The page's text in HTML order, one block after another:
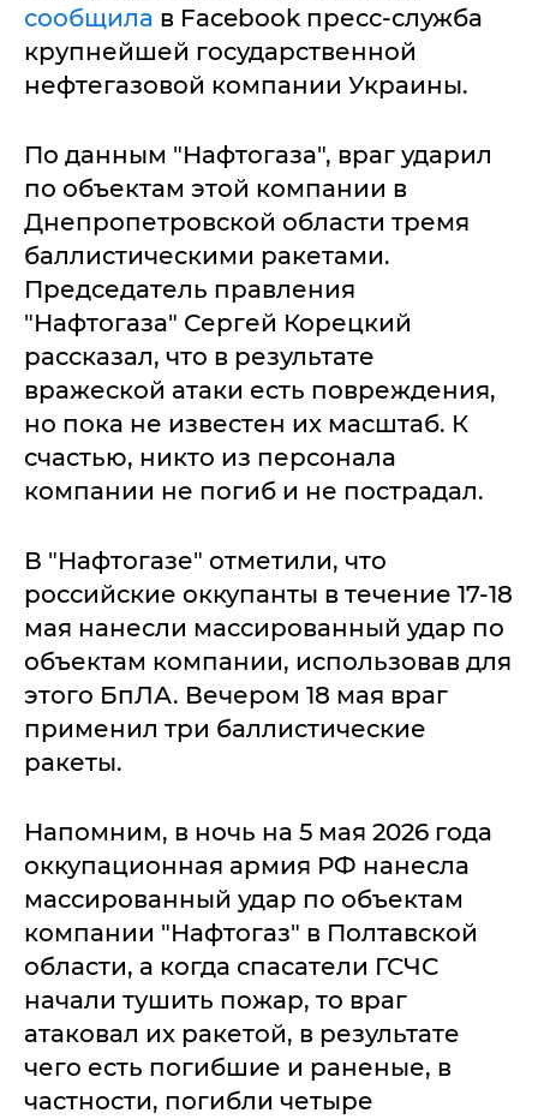
сообщила в Facebook пресс-служба
крупнейшей государственной
нефтегазовой компании Украины.
По данным "Нафтогаза", враг ударил
по объектам этой компании в
Днепропетровской области тремя
баллистическими ракетами.
Председатель правления
"Нафтогаза" Сергей Корецкий
рассказал, что в результате
вражеской атаки есть повреждения,
но пока не известен их масштаб. К
счастью, никто из персонала
компании не погиб и не пострадал.
В "Нафтогазе" отметили, что
российские оккупанты в течение 17-18
мая нанесли массированный удар по
объектам компании, использовав для
этого БпЛА. Вечером 18 мая враг
применил три баллистические
ракеты.
Напомним, в ночь на 5 мая 2026 года
оккупационная армия РФ нанесла
массированный удар по объектам
компании "Нафтогаз" в Полтавской
области, а когда спасатели ГСЧС
начали тушить пожар, то враг
атаковал их ракетой, в результате
чего есть погибшие и раненые, в
частности, погибли четыре